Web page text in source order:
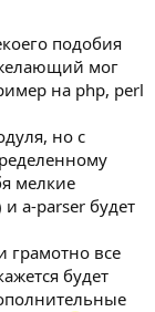
подобия
мог
на php, perl
но с
мелкие
a-parser будет
грамотно все
будет